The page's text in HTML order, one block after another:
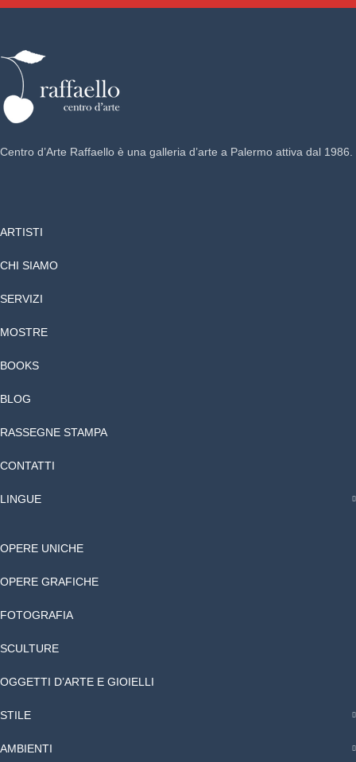
Centro d’Arte Raffaello è una galleria d’arte a Palermo attiva dal 1986.
ARTISTI
CHI SIAMO
SERVIZI
MOSTRE
BOOKS
BLOG
RASSEGNE STAMPA
CONTATTI
LINGUE
OPERE UNICHE
OPERE GRAFICHE
FOTOGRAFIA
SCULTURE
OGGETTI D’ARTE E GIOIELLI
STILE
AMBIENTI